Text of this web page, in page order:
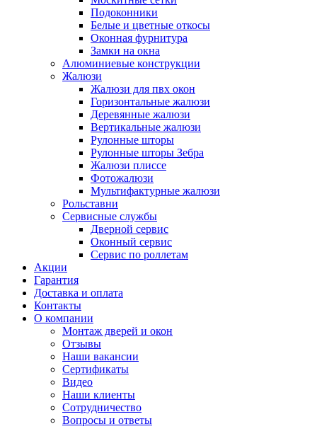
Подоконники
Белые и цветные откосы
Оконная фурнитура
Замки на окна
Алюминиевые конструкции
Жалюзи
Жалюзи для пвх окон
Горизонтальные жалюзи
Деревянные жалюзи
Вертикальные жалюзи
Рулонные шторы
Рулонные шторы Зебра
Жалюзи плиссе
Фотожалюзи
Мультифактурные жалюзи
Рольставни
Сервисные службы
Дверной сервис
Оконный сервис
Сервис по роллетам
Акции
Гарантия
Доставка и оплата
Контакты
О компании
Монтаж дверей и окон
Отзывы
Наши вакансии
Сертификаты
Видео
Наши клиенты
Сотрудничество
Вопросы и ответы